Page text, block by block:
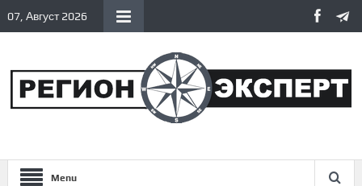
07, Август 2026
Menu